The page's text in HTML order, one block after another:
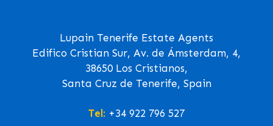
Lupain Tenerife Estate Agents
Edifico Cristian Sur, Av. de Ámsterdam, 4,
38650 Los Cristianos,
Santa Cruz de Tenerife, Spain
Tel: +34 922 796 527